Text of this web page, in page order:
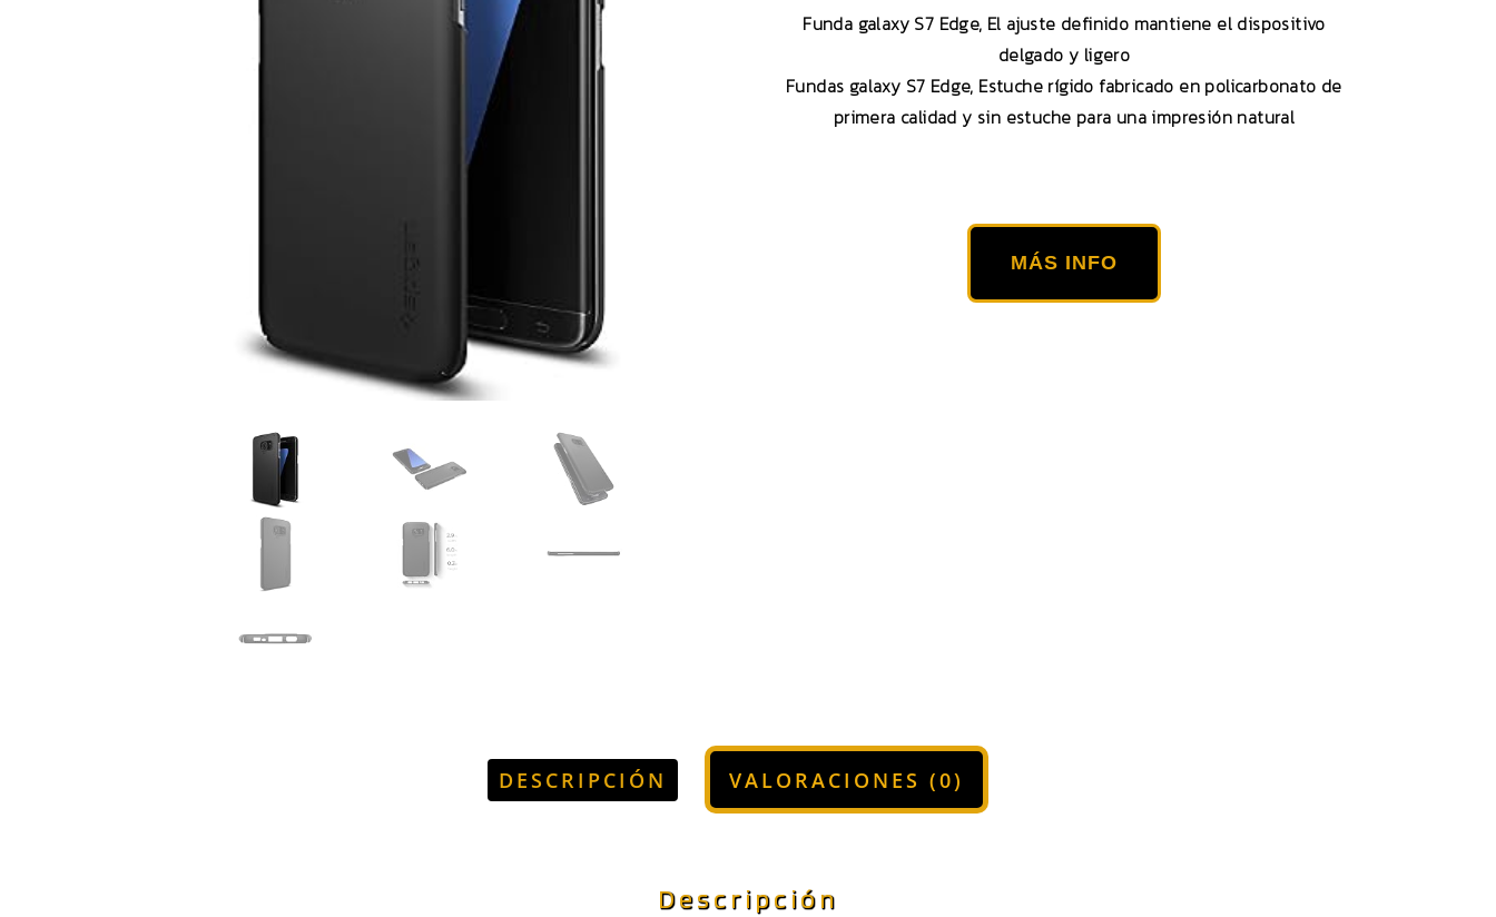
Funda galaxy S7 Edge, El ajuste definido mantiene el dispositivo
delgado y ligero
Fundas galaxy S7 Edge, Estuche rígido fabricado en policarbonato de
primera calidad y sin estuche para una impresión natural
MÁS INFO
DESCRIPCIÓN VALORACIONES (0)
Descripción